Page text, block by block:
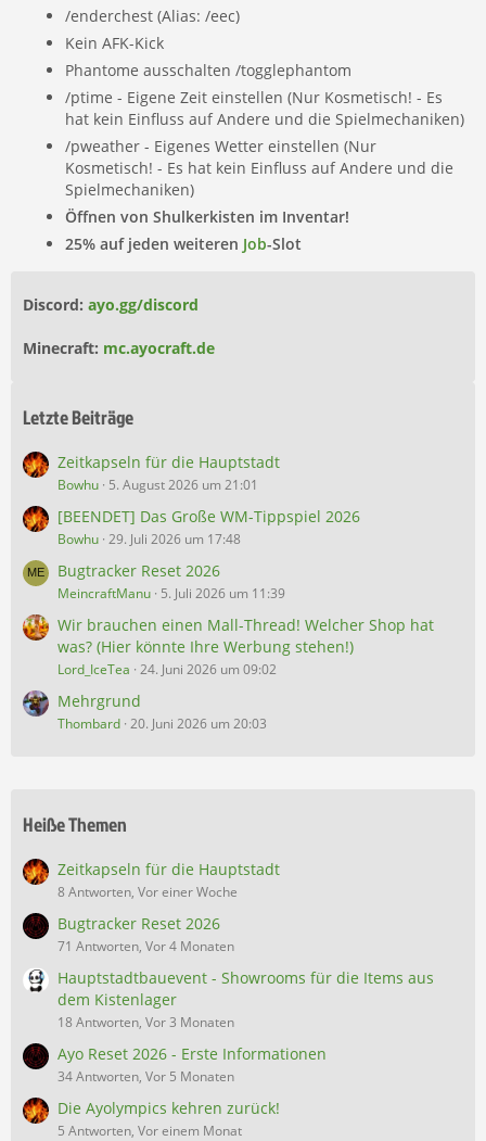
/enderchest (Alias: /eec)
Kein AFK-Kick
Phantome ausschalten /togglephantom
/ptime - Eigene Zeit einstellen (Nur Kosmetisch! - Es
hat kein Einfluss auf Andere und die Spielmechaniken)
/pweather - Eigenes Wetter einstellen (Nur
Kosmetisch! - Es hat kein Einfluss auf Andere und die
Spielmechaniken)
Öffnen von Shulkerkisten im Inventar!
25% auf jeden weiteren Job-Slot
Discord: ayo.gg/discord
Minecraft: mc.ayocraft.de
Letzte Beiträge
Zeitkapseln für die Hauptstadt
Bowhu 5. August 2026 um 21:01
[BEENDET] Das Große WM-Tippspiel 2026
Bowhu 29. Juli 2026 um 17:48
Bugtracker Reset 2026
MeincraftManu 5. Juli 2026 um 11:39
Wir brauchen einen Mall-Thread! Welcher Shop hat
was? (Hier könnte Ihre Werbung stehen!)
Lord_IceTea 24. Juni 2026 um 09:02
Mehrgrund
Thombard 20. Juni 2026 um 20:03
Heiße Themen
Zeitkapseln für die Hauptstadt
8 Antworten, Vor einer Woche
Bugtracker Reset 2026
71 Antworten, Vor 4 Monaten
Hauptstadtbauevent - Showrooms für die Items aus
dem Kistenlager
18 Antworten, Vor 3 Monaten
Ayo Reset 2026 - Erste Informationen
34 Antworten, Vor 5 Monaten
Die Ayolympics kehren zurück!
5 Antworten, Vor einem Monat